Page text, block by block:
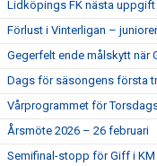
Lidköpings FK nästa uppgift
Förlust i Vinterligan –
Gegerfelt ende målskytt när
Dags för säsongens första
Vårprogrammet för
Årsmöte 2026 – 26 februari
Semifinal-stopp för Giff i KM